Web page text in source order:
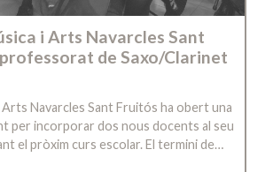
i Arts Navarcles Sant
de Saxo/Clarinet
Arts Navarcles Sant Fruitós ha obert una
per incorporar dos nous docents al seu
el pròxim curs escolar. El termini de…